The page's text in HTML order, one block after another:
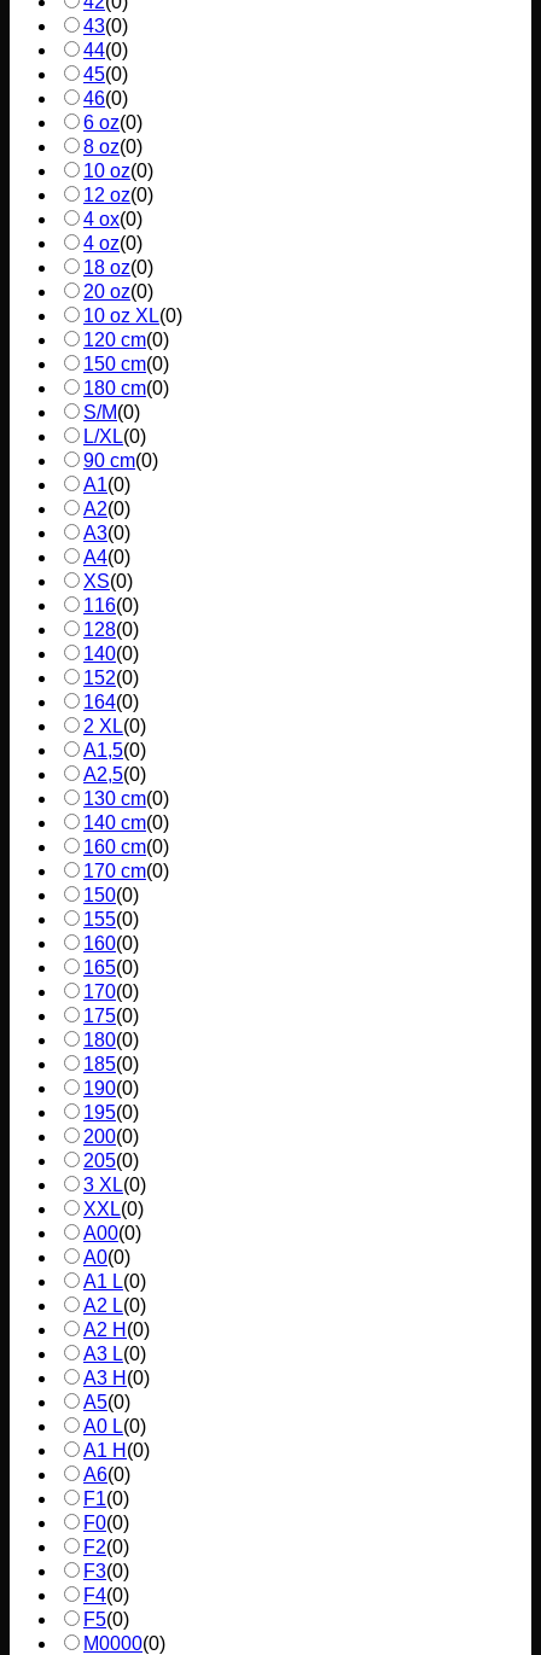
43(0)
44(0)
45(0)
46(0)
6 oz(0)
8 oz(0)
10 oz(0)
12 oz(0)
4 ox(0)
4 oz(0)
18 oz(0)
20 oz(0)
10 oz XL(0)
120 cm(0)
150 cm(0)
180 cm(0)
S/M(0)
L/XL(0)
90 cm(0)
A1(0)
A2(0)
A3(0)
A4(0)
XS(0)
116(0)
128(0)
140(0)
152(0)
164(0)
2 XL(0)
A1,5(0)
A2,5(0)
130 cm(0)
140 cm(0)
160 cm(0)
170 cm(0)
150(0)
155(0)
160(0)
165(0)
170(0)
175(0)
180(0)
185(0)
190(0)
195(0)
200(0)
205(0)
3 XL(0)
XXL(0)
A00(0)
A0(0)
A1 L(0)
A2 L(0)
A2 H (0)
A3 L(0)
A3 H (0)
A5(0)
A0 L(0)
A1 H (0)
A6(0)
F1(0)
F0(0)
F2(0)
F3(0)
F4(0)
F5(0)
M0000(0)